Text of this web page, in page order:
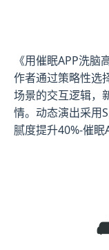
《用催眠APP洗
作者通过策略性选
场景的交互逻辑，
情。动态演出采用
腻度提升40%-催眠